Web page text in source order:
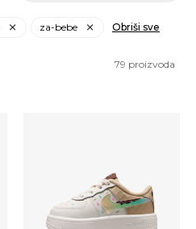
za-bebe Obriši sve
79 proizvoda